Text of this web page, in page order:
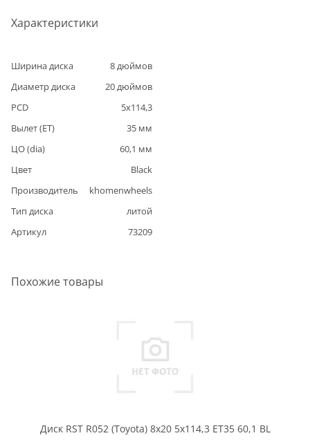
Характеристики
Ширина диска 8дюймов
Диаметр диска
20дюймов
PCD
5x114,3
Вылет (ET)
35 мм
ЦО (dia)
60,1 мм
Цвет
Black
Производитель
khomenwheels
Тип диска
литой
Артикул
73209
Похожие товары
Диск RST R052 (Toyota) 8x20 5x114,3 ET35 60,1 BL